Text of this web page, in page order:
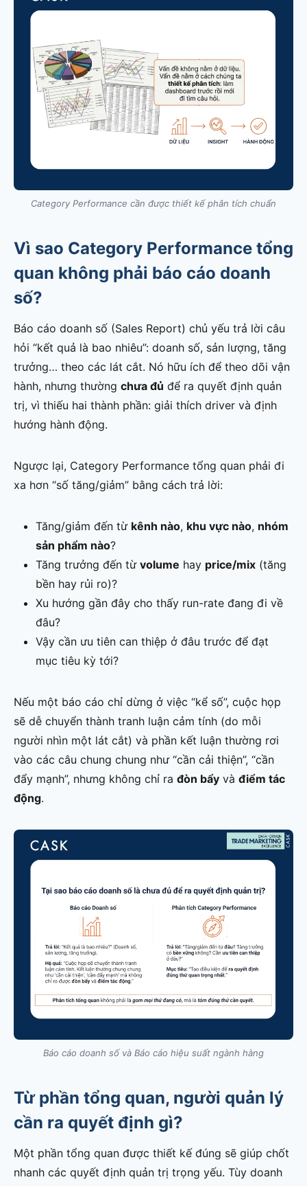
Category Performance cần được thiết kế phân tích chuẩn
Vì sao Category Performance tổng
quan không phải báo cáo doanh
số?
Báo cáo doanh số (Sales Report) chủ yếu trả lời câu
hỏi “kết quả là bao nhiêu”: doanh số, sản lượng, tăng
trưởng… theo các lát cắt. Nó hữu ích để theo dõi vận
hành, nhưng thường chưa đủ để ra quyết định quản
trị, vì thiếu hai thành phần: giải thích driver và định
hướng hành động.
Ngược lại, Category Performance tổng quan phải đi
xa hơn “số tăng/giảm” bằng cách trả lời:
Tăng/giảm đến từ kênh nào, khu vực nào, nhóm
sản phẩm nào?
Tăng trưởng đến từ volume hay price/mix (tăng
bền hay rủi ro)?
Xu hướng gần đây cho thấy run-rate đang đi về
đâu?
Vậy cần ưu tiên can thiệp ở đâu trước để đạt
mục tiêu kỳ tới?
Nếu một báo cáo chỉ dừng ở việc “kể số”, cuộc họp
sẽ dễ chuyển thành tranh luận cảm tính (do mỗi
người nhìn một lát cắt) và phần kết luận thường rơi
vào các câu chung chung như “cần cải thiện”, “cần
đẩy mạnh”, nhưng không chỉ ra đòn bẩy và điểm tác
động.
Báo cáo doanh số và Báo cáo hiệu suất ngành hàng
Từ phần tổng quan, người quản lý
cần ra quyết định gì?
Một phần tổng quan được thiết kế đúng sẽ giúp chốt
nhanh các quyết định quản trị trọng yếu. Tùy doanh